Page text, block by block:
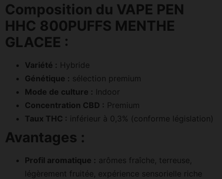
Composition du VAPE PEN
HHC 800PUFFS MENTHE
GLACEE :
Variété : Hybride
Génétique : sélection premium
Mode de culture : Indoor
Concentration CBD : Premium
Taux THC : inférieur à 0,3% (conforme législation)
Avantages :
Profil aromatique : arômes fraîche, terreuse,
légèrement fruitée, expérience sensorielle riche